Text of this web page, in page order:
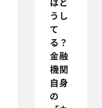
うし
て
る？
金融
機関
自身
の